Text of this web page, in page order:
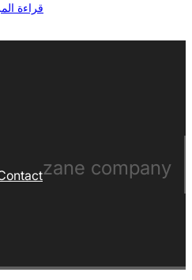
قراءة
zane company